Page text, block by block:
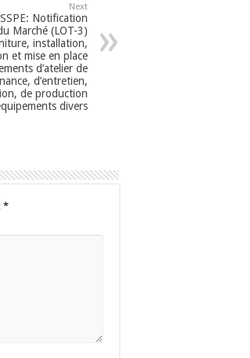
Next
Notification
Marché (LOT-3)
installation,
et mise en place
d’atelier de
d’entretien,
de production
divers
*